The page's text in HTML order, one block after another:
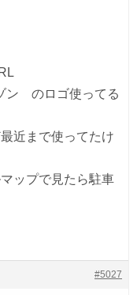
ン のロゴ使ってる
近まで使ってたけ
ップで見たら駐車
#5027